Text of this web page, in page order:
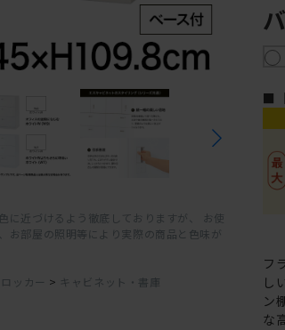
に近づけるよう徹底しておりますが、 お使
お部屋の照明等により実際の商品と色味が
ッカー > キャビネット・書庫
■
フ
し
ン
な